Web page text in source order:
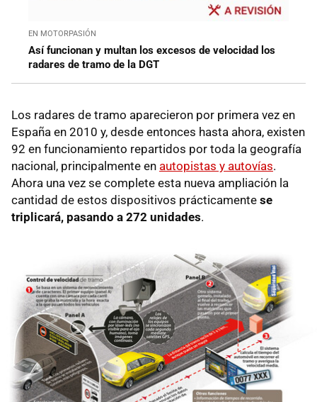
EN MOTORPASIÓN
Así funcionan y multan los excesos de velocidad los
radares de tramo de la DGT
Los radares de tramo aparecieron por primera vez en
España en 2010 y, desde entonces hasta ahora, existen
92 en funcionamiento repartidos por toda la geografía
nacional, principalmente en autopistas y autovías.
Ahora una vez se complete esta nueva ampliación la
cantidad de estos dispositivos prácticamente se
triplicará, pasando a 272 unidades.